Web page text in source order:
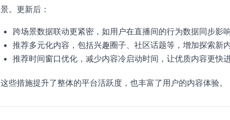
景。更新后：
跨场景数据联动更紧密，如用户在直播间的行为数据同步影
推荐多元化内容，包括兴趣圈子、社区话题等，增加探索新
推荐时间窗口优化，减少内容冷启动时间，让优质内容更快进
这些措施提升了整体的平台活跃度，也丰富了用户的内容体验。